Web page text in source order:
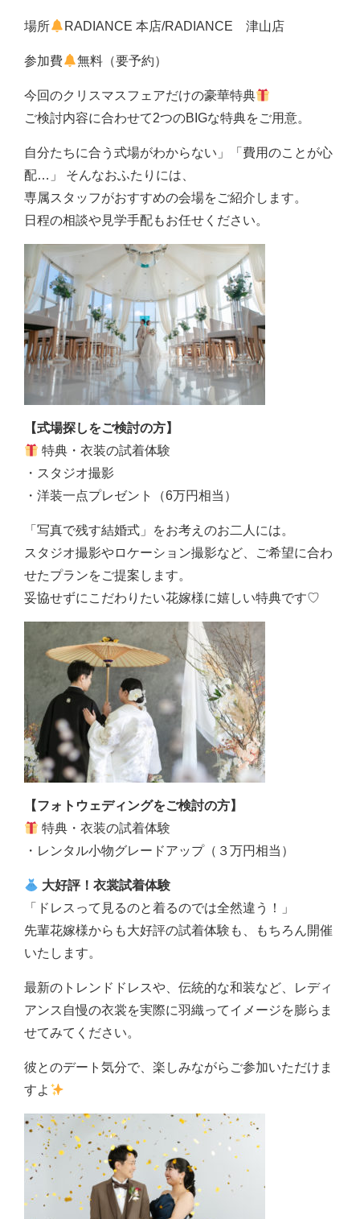
場所 RADIANCE 本店/RADIANCE 津山店
参加費 無料（要予約）
今回のクリスマスフェアだけの豪華特典
ご検討内容に合わせて2つのBIGな特典をご用意。
自分たちに合う式場がわからない」「費用のことが心
配…」 そんなおふたりには、
専属スタッフがおすすめの会場をご紹介します。
日程の相談や見学手配もお任せください。
【式場探しをご検討の方】
特典・衣装の試着体験
・スタジオ撮影
・洋装一点プレゼント（6万円相当）
「写真で残す結婚式」をお考えのお二人には。
スタジオ撮影やロケーション撮影など、ご希望に合わ
せたプランをご提案します。
妥協せずにこだわりたい花嫁様に嬉しい特典です♡
【フォトウェディングをご検討の方】
特典・衣装の試着体験
・レンタル小物グレードアップ（３万円相当）
大好評！衣裳試着体験
「ドレスって見るのと着るのでは全然違う！」
先輩花嫁様からも大好評の試着体験も、もちろん開催
いたします。
最新のトレンドドレスや、伝統的な和装など、レディ
アンス自慢の衣裳を実際に羽織ってイメージを膨らま
せてみてください。
彼とのデート気分で、楽しみながらご参加いただけま
すよ